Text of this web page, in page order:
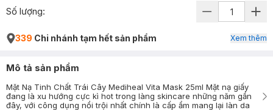
Số lượng:
339 Chi nhánh tạm hết sản phẩm Xem thêm
Mô tả sản phẩm
Mặt Nạ Tinh Chất Trái Cây Mediheal Vita Mask 25ml Mặt nạ giấy
đang là xu hướng cực kì hot trong làng skincare những năm gần
đây, với công dụng nổi trội nhất chính là cấp ẩm mang lại làn da